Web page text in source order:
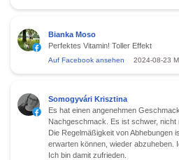
Bianka Moso
Perfektes Vitamin! Toller Effekt
Auf Facebook ansehen 2024-08-23
Somogyvári Krisztina
Es hat einen angenehmen
Nachgeschmack. Es ist schwer, nicht
Die Regelmäßigkeit von Abhebungen
erwarten können, wieder abzuheben.
Ich bin damit zufrieden.